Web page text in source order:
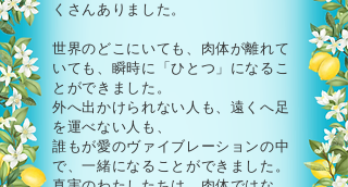
くさんありました。
世界のどこにいても、肉体が離れて
いても、瞬時に「ひとつ」になるこ
とができました。
外へ出かけられない人も、遠くへ足
を運べない人も、
誰もが愛のヴァイブレーションの中
で、一緒になることができました。